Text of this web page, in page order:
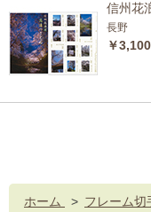
信州花
長野
￥3,100
ホーム > フレーム切